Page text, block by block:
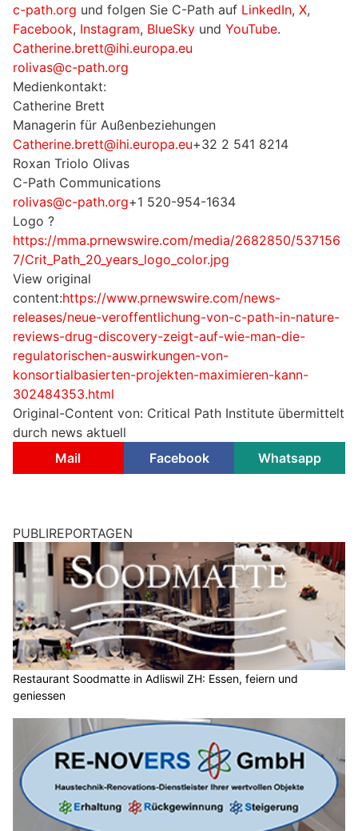
c-path.org und folgen Sie C-Path auf LinkedIn, X,
Facebook, Instagram, BlueSky und YouTube.
Catherine.brett@ihi.europa.eu
rolivas@c-path.org
Medienkontakt:
Catherine Brett
Managerin für Außenbeziehungen
Catherine.brett@ihi.europa.eu+32 2 541 8214
Roxan Triolo Olivas
C-Path Communications
rolivas@c-path.org+1 520-954-1634
Logo ?
https://mma.prnewswire.com/media/2682850/537156
7/Crit_Path_20_years_logo_color.jpg
View original
content:https://www.prnewswire.com/news-
releases/neue-veroffentlichung-von-c-path-in-nature-
reviews-drug-discovery-zeigt-auf-wie-man-die-
regulatorischen-auswirkungen-von-
konsortialbasierten-projekten-maximieren-kann-
302484353.html
Original-Content von: Critical Path Institute übermittelt
durch news aktuell
Mail
Facebook Whatsapp
PUBLIREPORTAGEN
Restaurant Soodmatte in Adliswil ZH: Essen, feiern und
geniessen